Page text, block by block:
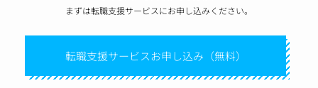
まずは転職支援サービスにお申し込みください。
転職支援サービスお申し込み（無料）